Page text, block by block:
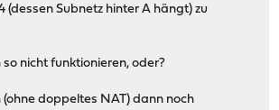
(dessen Subnetz hinter A hängt) zu
nicht funktionieren, oder?
(ohne doppeltes NAT) dann noch